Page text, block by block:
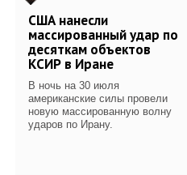
США нанесли
массированный удар по
десяткам объектов
КСИР в Иране
В ночь на 30 июля
американские силы провели
новую массированную волну
ударов по Ирану.